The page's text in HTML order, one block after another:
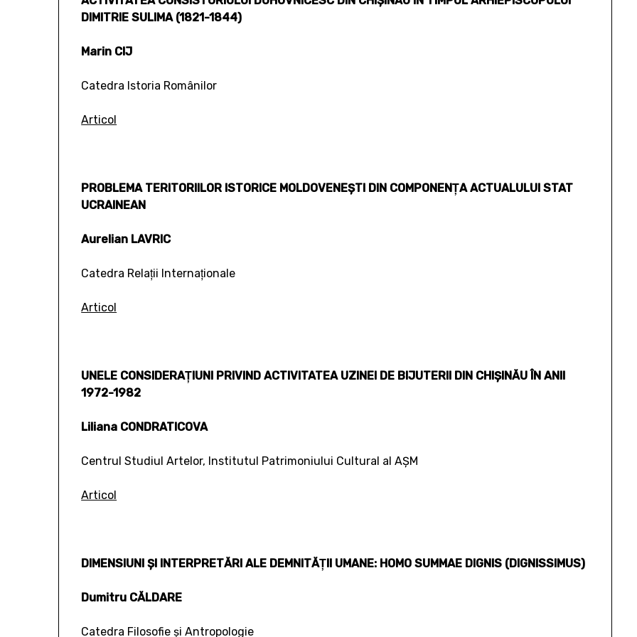
DIMITRIE SULIMA (1821-1844)
Marin CIJ
Catedra Istoria Românilor
Articol
PROBLEMA TERITORIILOR ISTORICE MOLDOVENEŞTI DIN COMPONENŢA ACTUALULUI STAT
UCRAINEAN
Aurelian LAVRIC
Catedra Relaţii Internaţionale
Articol
UNELE CONSIDERAŢIUNI PRIVIND ACTIVITATEA UZINEI DE BIJUTERII DIN CHIŞINĂU ÎN ANII
1972-1982
Liliana CONDRATICOVA
Centrul Studiul Artelor, Institutul Patrimoniului Cultural al AŞM
Articol
DIMENSIUNI ŞI INTERPRETĂRI ALE DEMNITĂŢII UMANE: HOMO SUMMAE DIGNIS (DIGNISSIMUS)
Dumitru CĂLDARE
Catedra Filosofie şi Antropologie